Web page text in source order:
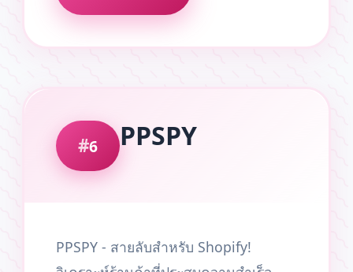
6 PPSPY
PPSPY - สายลับสำหรับ Shopify!